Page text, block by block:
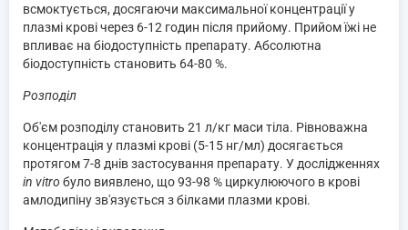
всмоктується, досягаючи максимальної концентрації у
плазмі крові через 6-12 годин після прийому. Прийом їжі не
впливає на біодоступність препарату. Абсолютна
біодоступність становить 64-80 %.
Розподіл
Об'єм розподілу становить 21 л/кг маси тіла. Рівноважна
концентрація у плазмі крові (5-15 нг/мл) досягається
протягом 7-8 днів застосування препарату. У дослідженнях
іn vitro було виявлено, що 93-98 % циркулюючого в крові
амлодипіну зв'язується з білками плазми крові.